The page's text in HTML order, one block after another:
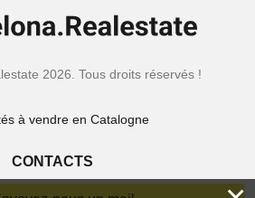
2026. Tous droits réservés !
à vendre en Catalogne
CONTACTS